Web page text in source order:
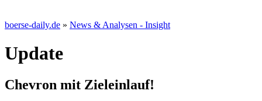
boerse-daily.de » News & Analysen - Insight
Update
Chevron mit Zieleinlauf!